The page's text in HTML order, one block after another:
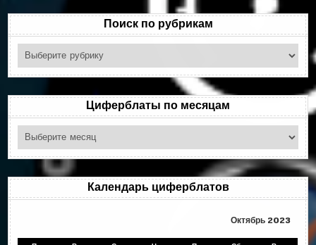
Поиск по рубрикам
Поиск
рубрикам
Циферблаты по месяцам
Циферблаты
месяцам
Календарь циферблатов
Октябрь 2023